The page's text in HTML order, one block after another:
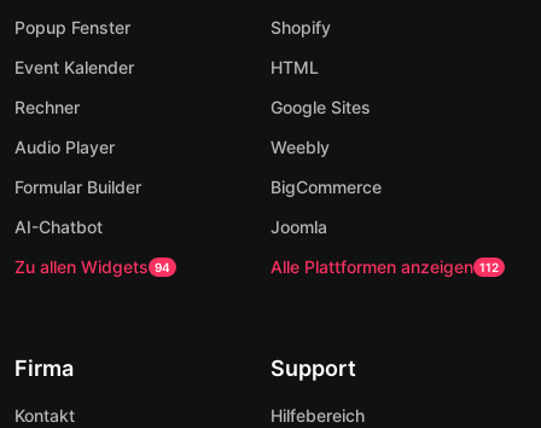
Popup Fenster
Event Kalender
Rechner
Audio Player
Formular Builder
AI-Chatbot
Zu allen Widgets 94
Shopify
HTML
Google Sites
Weebly
BigCommerce
Joomla
Alle Plattformen anzeigen 112
Firma
Kontakt
Support
Hilfebereich